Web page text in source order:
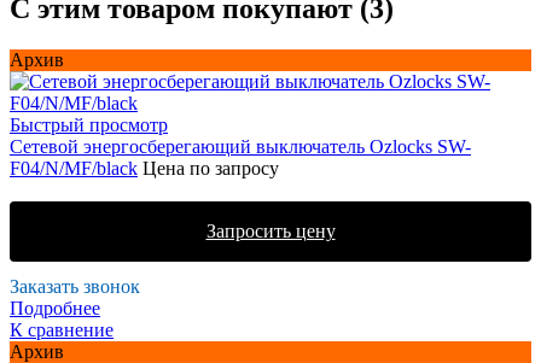
С этим товаром покупают (3)
Архив
Быстрый просмотр
Сетевой энергосберегающий выключатель Ozlocks SW-
F04/N/MF/black Цена по запросу
Запросить цену
Заказать звонок
Подробнее
К сравнение
Архив